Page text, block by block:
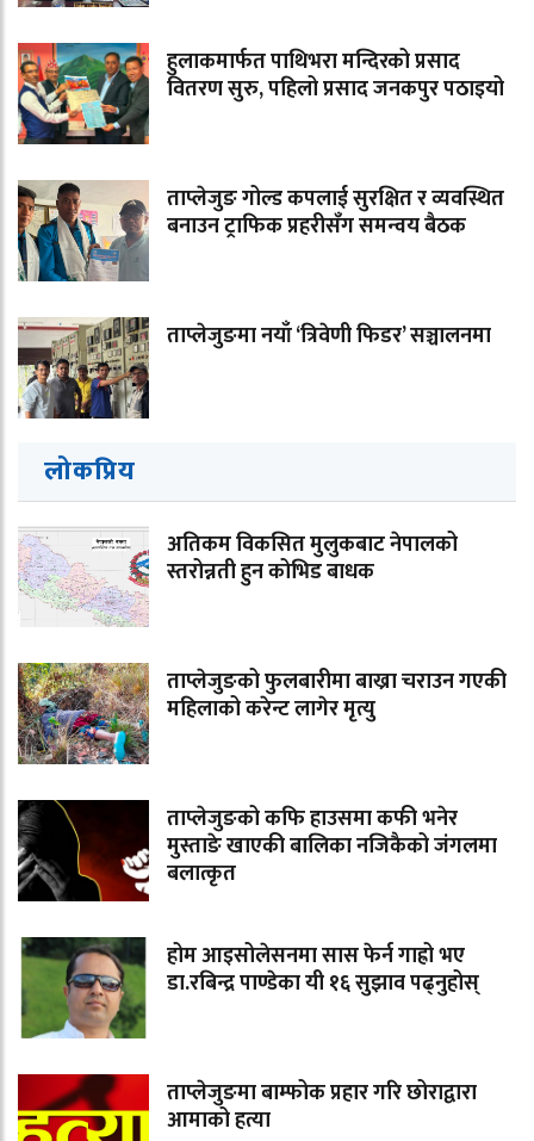
हुलाकमार्फत पाथिभरा मन्दिरको प्रसाद
वितरण सुरु, पहिलो प्रसाद जनकपुर पठाइयो
ताप्लेजुङ गोल्ड कपलाई सुरक्षित र व्यवस्थित
बनाउन ट्राफिक प्रहरीसँग समन्वय बैठक
ताप्लेजुङमा नयाँ ‘त्रिवेणी फिडर’ सञ्चालनमा
लोकप्रिय
अतिकम विकसित मुलुकबाट नेपालको
स्तरोन्नती हुन कोभिड बाधक
ताप्लेजुङको फुलबारीमा बाख्रा चराउन गएकी
महिलाको करेन्ट लागेर मृत्यु
ताप्लेजुङको कफि हाउसमा कफी भनेर
मुस्ताङे खाएकी बालिका नजिकैको जंगलमा
बलात्कृत
होम आइसोलेसनमा सास फेर्न गाह्रो भए
डा.रबिन्द्र पाण्डेका यी १६ सुझाव पढ्नुहोस्
ताप्लेजुङमा बाम्फोक प्रहार गरि छोराद्वारा
आमाको हत्या